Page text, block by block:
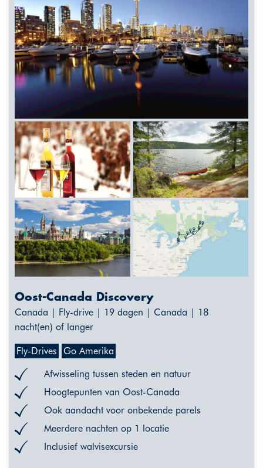
Oost-Canada Discovery
Canada | Fly-drive | 19 dagen | Canada | 18
nacht(en) of langer
Fly-Drives Go Amerika
Afwisseling tussen steden en natuur
Hoogtepunten van Oost-Canada
Ook aandacht voor onbekende parels
Meerdere nachten op 1 locatie
Inclusief walvisexcursie